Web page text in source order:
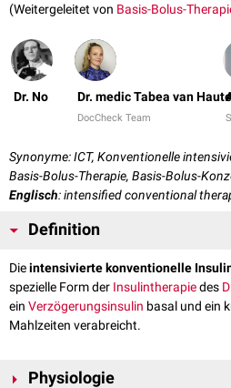
(Weitergeleitet von Basis-Bolus-
Dr. No Dr. medic Tabea van
DocCheck Team
Synonyme: ICT, Konventionelle
Basis-Bolus-Therapie, Basis-Bolus-
Englisch: intensified conventional
Definition
Dieintensivierte konventionelle
spezielle Form der Insulintherapiedes
ein Verzögerungsinsulin basal und ein
Mahlzeiten verabreicht.
Physiologie